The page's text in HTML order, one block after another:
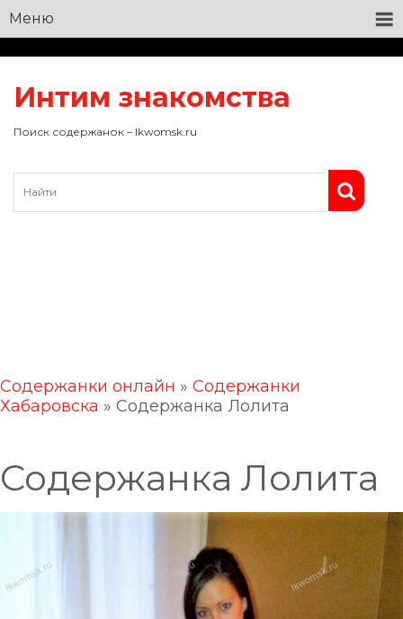
Меню
Интим знакомства
Поиск содержанок – lkwomsk.ru
Содержанки онлайн » Содержанки
Хабаровска » Содержанка Лолита
Содержанка Лолита